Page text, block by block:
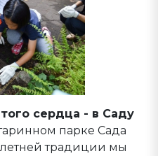
сердца - в Саду
парке Сада
традиции мы